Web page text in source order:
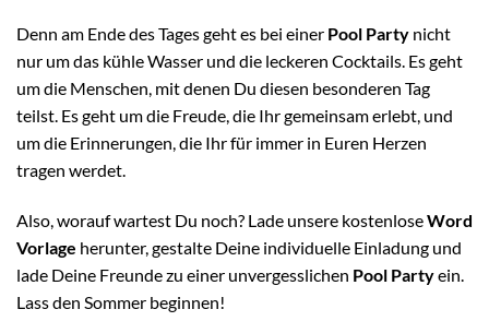
Denn am Ende des Tages geht es bei einer Pool Party nicht
nur um das kühle Wasser und die leckeren Cocktails. Es geht
um die Menschen, mit denen Du diesen besonderen Tag
teilst. Es geht um die Freude, die Ihr gemeinsam erlebt, und
um die Erinnerungen, die Ihr für immer in Euren Herzen
tragen werdet.
Also, worauf wartest Du noch? Lade unsere kostenloseWord
Vorlage herunter, gestalte Deine individuelle Einladung und
lade Deine Freunde zu einer unvergesslichen Pool Partyein.
Lass den Sommer beginnen!